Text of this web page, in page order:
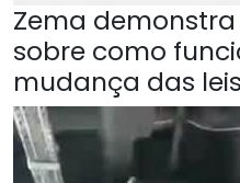
Zema
sobre como
mudança das